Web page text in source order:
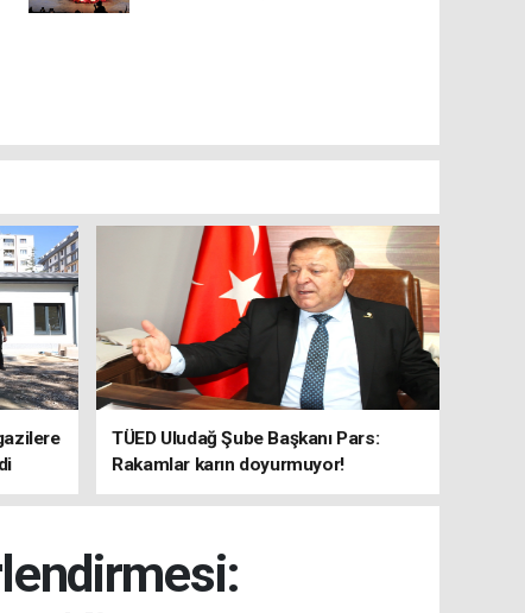
TÜED Uludağ Şube Başkanı Pars:
Rakamlar karın doyurmuyor!